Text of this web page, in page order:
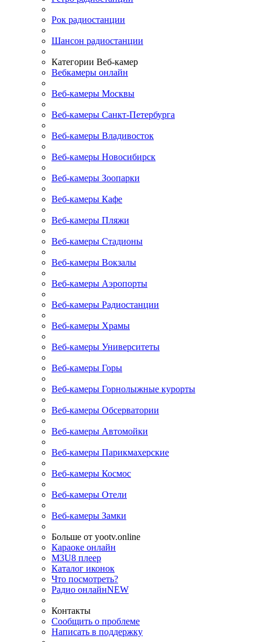
Рок радиостанции
Шансон радиостанции
Категории Веб-камер
Вебкамеры онлайн
Веб-камеры Москвы
Веб-камеры Санкт-Петербурга
Веб-камеры Владивосток
Веб-камеры Новосибирск
Веб-камеры Зоопарки
Веб-камеры Кафе
Веб-камеры Пляжи
Веб-камеры Стадионы
Веб-камеры Вокзалы
Веб-камеры Аэропорты
Веб-камеры Радиостанции
Веб-камеры Храмы
Веб-камеры Университеты
Веб-камеры Горы
Веб-камеры Горнолыжные курорты
Веб-камеры Обсерватории
Веб-камеры Автомойки
Веб-камеры Парикмахерские
Веб-камеры Космос
Веб-камеры Отели
Веб-камеры Замки
Больше от yootv.online
Караоке онлайн
M3U8 плеер
Каталог иконок
Что посмотреть?
Радио онлайнNEW
Контакты
Сообщить о проблеме
Написать в поддержку